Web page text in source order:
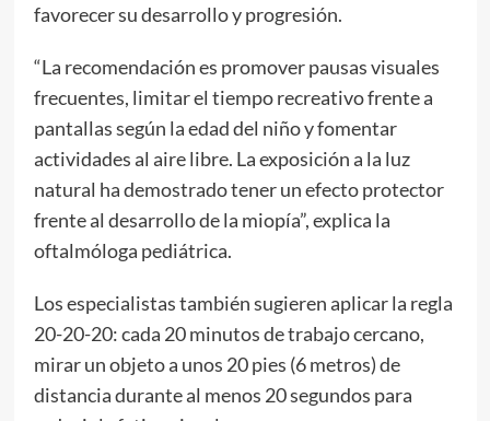
favorecer su desarrollo y progresión.
“La recomendación es promover pausas visuales
frecuentes, limitar el tiempo recreativo frente a
pantallas según la edad del niño y fomentar
actividades al aire libre. La exposición a la luz
natural ha demostrado tener un efecto protector
frente al desarrollo de la miopía”, explica la
oftalmóloga pediátrica.
Los especialistas también sugieren aplicar la regla
20-20-20: cada 20 minutos de trabajo cercano,
mirar un objeto a unos 20 pies (6 metros) de
distancia durante al menos 20 segundos para